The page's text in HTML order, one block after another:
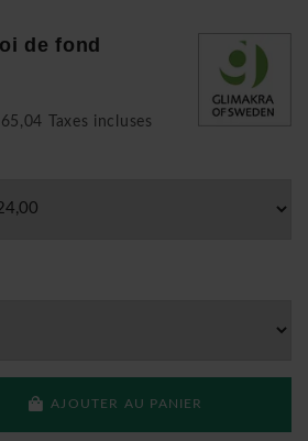
de fond
Taxes incluses
AJOUTER AU PANIER